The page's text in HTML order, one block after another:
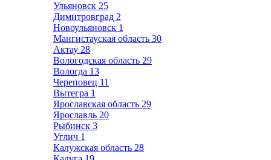
Ульяновск 25
Димитровград 2
Новоульяновск 1
Мангистауская область 30
Актау 28
Вологодская область 29
Вологда 13
Череповец 11
Вытегра 1
Ярославская область 29
Ярославль 20
Рыбинск 3
Углич 1
Калужская область 28